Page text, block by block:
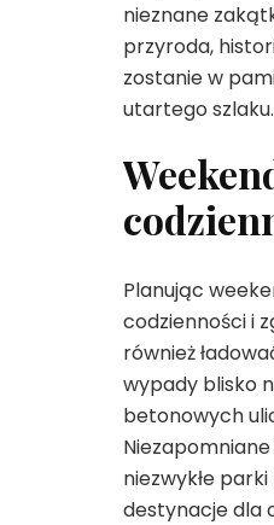
nieznane
przyroda,
zostanie w
utartego szlaku.
Planując
codzienności i
również
wypady blisko
betonowych
niezwykłe
destynacje dla